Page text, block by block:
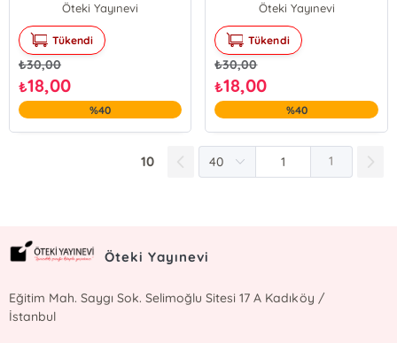
Öteki Yayınevi
Tükendi
₺30,00
₺18,00
%40
Öteki Yayınevi
Tükendi
₺30,00
₺18,00
%40
10 1
Öteki Yayınevi
Eğitim Mah. Saygı Sok. Selimoğlu Sitesi 17 A Kadıköy /
İstanbul